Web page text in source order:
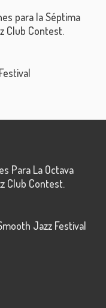
para la Séptima
Club Contest.
Para La Octava
Club Contest.
Jazz Festival